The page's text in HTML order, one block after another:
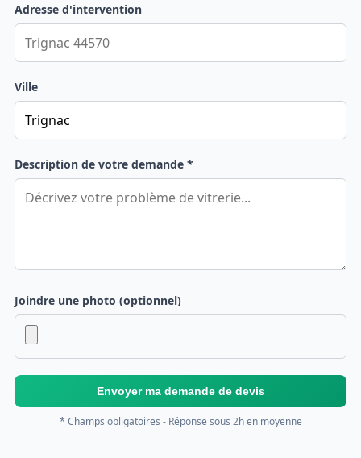
Adresse d'intervention
Ville
Description de votre demande *
Joindre une photo (optionnel)
Envoyer ma demande de devis
* Champs obligatoires - Réponse sous 2h en moyenne